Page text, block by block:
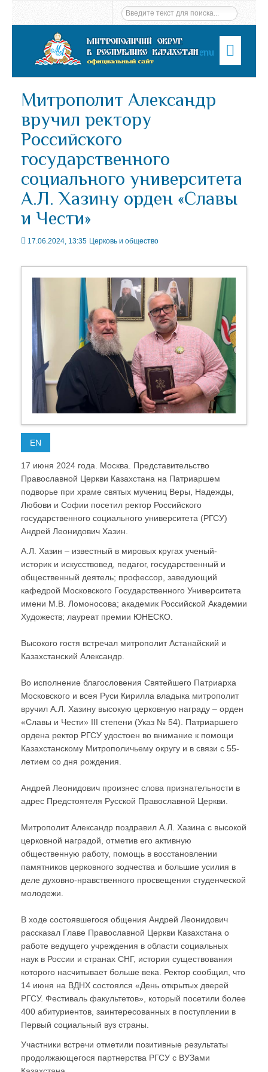
Menu
Митрополит Александр
вручил ректору
Российского
государственного
социального университета
А.Л. Хазину орден «Славы
и Чести»
17.06.2024, 13:35 Церковь и общество
EN
17 июня 2024 года. Москва. Представительство
Православной Церкви Казахстана на Патриаршем
подворье при храме святых мучениц Веры, Надежды,
Любови и Софии посетил ректор Российского
государственного социального университета (РГСУ)
Андрей Леонидович Хазин.
А.Л. Хазин – известный в мировых кругах ученый-
историк и искусствовед, педагог, государственный и
общественный деятель; профессор, заведующий
кафедрой Московского Государственного Университета
имени М.В. Ломоносова; академик Российской Академии
Художеств; лауреат премии ЮНЕСКО.
Высокого гостя встречал митрополит Астанайский и
Казахстанский Александр.
Во исполнение благословения Святейшего Патриарха
Московского и всея Руси Кирилла владыка митрополит
вручил А.Л. Хазину высокую церковную награду – орден
«Славы и Чести» III степени (Указ № 54). Патриаршего
ордена ректор РГСУ удостоен во внимание к помощи
Казахстанскому Митрополичьему округу и в связи с 55-
летием со дня рождения.
Андрей Леонидович произнес слова признательности в
адрес Предстоятеля Русской Православной Церкви.
Митрополит Александр поздравил А.Л. Хазина с высокой
церковной наградой, отметив его активную
общественную работу, помощь в восстановлении
памятников церковного зодчества и большие усилия в
деле духовно-нравственного просвещения студенческой
молодежи.
В ходе состоявшегося общения Андрей Леонидович
рассказал Главе Православной Церкви Казахстана о
работе ведущего учреждения в области социальных
наук в России и странах СНГ, история существования
которого насчитывает больше века. Ректор сообщил, что
14 июня на ВДНХ состоялся «День открытых дверей
РГСУ. Фестиваль факультетов», который посетили более
400 абитуриентов, заинтересованных в поступлении в
Первый социальный вуз страны.
Участники встречи отметили позитивные результаты
продолжающегося партнерства РГСУ с ВУЗами